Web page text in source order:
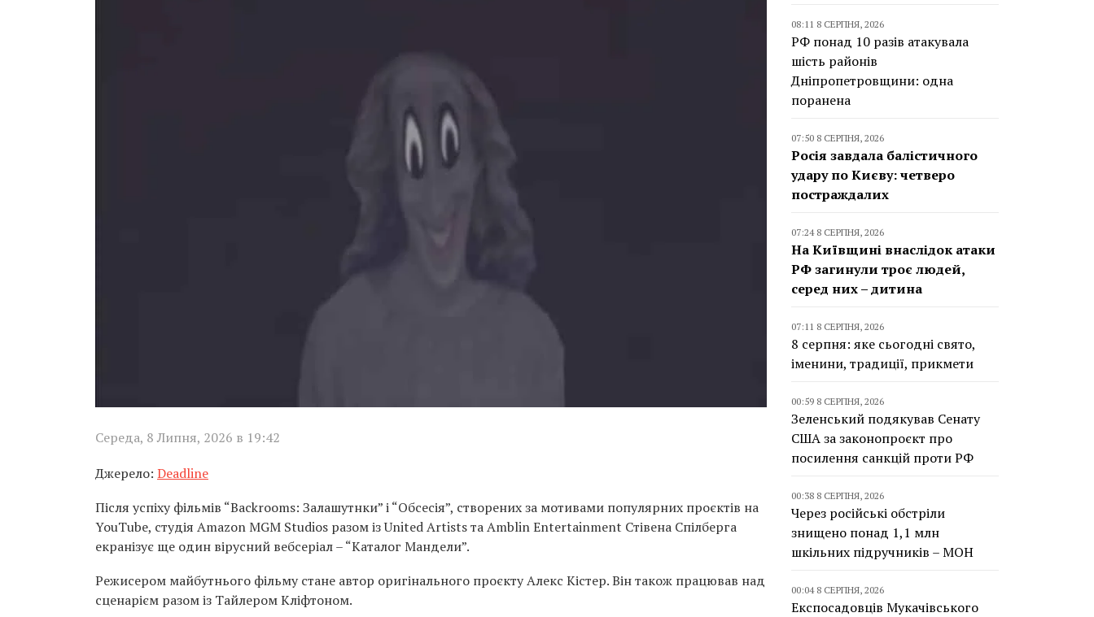
Середа, 8 Липня, 2026 в 19:42
Джерело: Deadline
Після успіху фільмів “Backrooms: Залашутнки” і “Обсесія”, створених за мотивами популярних проєктів на
YouTube, студія Amazon MGM Studios разом із United Artists та Amblin Entertainment Стівена Спілберга
екранізує ще один вірусний вебсеріал – “Каталог Мандели”.
Режисером майбутнього фільму стане автор оригінального проєкту Алекс Кістер. Він також працював над
сценарієм разом із Тайлером Кліфтоном.
08:11 8 СЕРПНЯ, 2026
РФ понад 10 разів атакувала
шість районів
Дніпропетровщини: одна
поранена
07:50 8 СЕРПНЯ, 2026
Росія завдала балістичного
удару по Києву: четверо
постраждалих
07:24 8 СЕРПНЯ, 2026
На Київщині внаслідок атаки
РФ загинули троє людей,
серед них – дитина
07:11 8 СЕРПНЯ, 2026
8 серпня: яке сьогодні свято,
іменини, традиції, прикмети
00:59 8 СЕРПНЯ, 2026
Зеленський подякував Сенату
США за законопроєкт про
посилення санкцій проти РФ
00:38 8 СЕРПНЯ, 2026
Через російські обстріли
знищено понад 1,1 млн
шкільних підручників – МОН
00:04 8 СЕРПНЯ, 2026
Експосадовців Мукачівського